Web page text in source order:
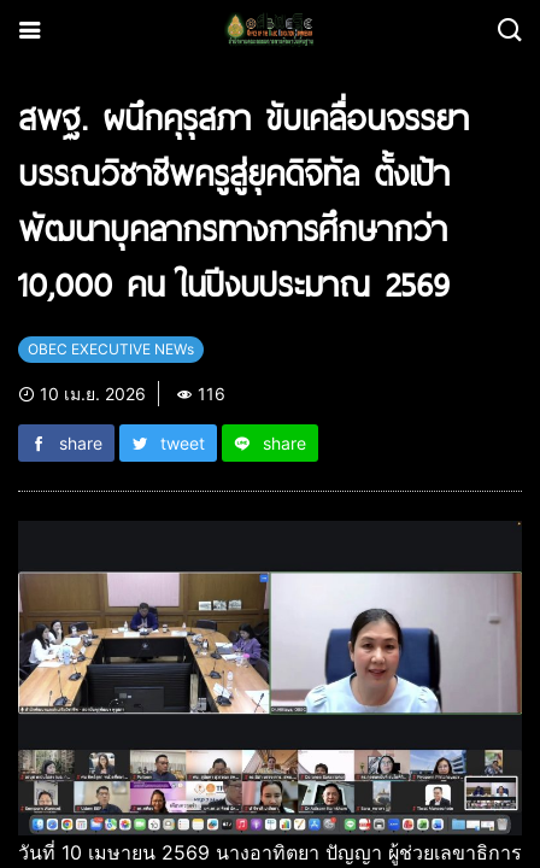
สพฐ. ผนึกคุรุสภา ขับเคลื่อนจรรยา
บรรณวิชาชีพครูสู่ยุคดิจิทัล ตั้งเป้า
พัฒนาบุคลากรทางการศึกษากว่า
10,000 คน ในปีงบประมาณ 2569
OBEC EXECUTIVE NEWs
10 เม.ย. 2026 116
share tweet share
วันที่ 10 เมษายน 2569 นางอาทิตยา ปัญญา ผู้ช่วยเลขาธิการ